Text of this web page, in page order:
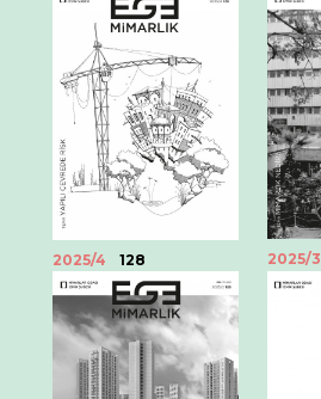
2025/4 128 2025/3